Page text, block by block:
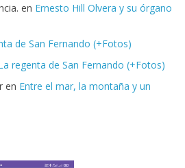
en Ernesto Hill Olvera y su órgano
de San Fernando (+Fotos)
regenta de San Fernando (+Fotos)
en Entre el mar, la montaña y un